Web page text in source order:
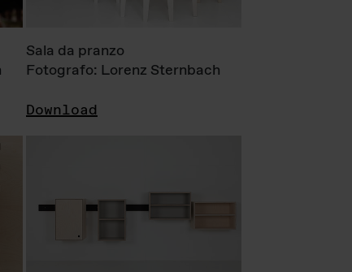
Sala da pranzo
Fotografo: Lorenz Sternbach
Download